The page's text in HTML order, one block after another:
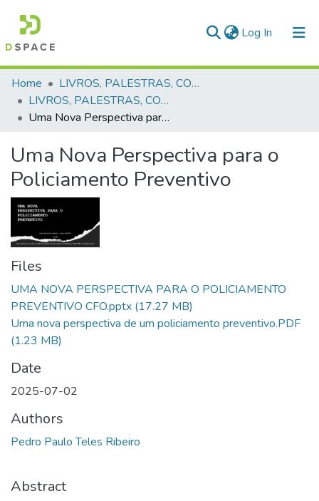
Log In (current)
Communities & Collections
All of DSpace
Home
LIVROS, PALESTRAS, COLETÂNIAS, MANUAIS, REGULAMENTAÇÕES E PORTARIAS
LIVROS, PALESTRAS, COLETÂNIAS, MANUAIS, REGULAMENTAÇÕES E PORTARIAS
Uma Nova Perspectiva para o Policiamento Preventivo
Uma Nova Perspectiva para o
Policiamento Preventivo
Files
UMA NOVA PERSPECTIVA PARA O POLICIAMENTO
PREVENTIVO CFO.pptx (17.27 MB)
Uma nova perspectiva de um policiamento preventivo.PDF
(1.23 MB)
Date
2025-07-02
Authors
Pedro Paulo Teles Ribeiro
Abstract